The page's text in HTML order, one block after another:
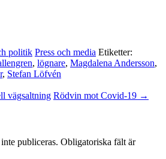
politik Press och media Etiketter:
, lögnare, Magdalena Andersson,
, Stefan Löfvén
vägsaltning Rödvin mot Covid-19 →
publiceras. Obligatoriska fält är